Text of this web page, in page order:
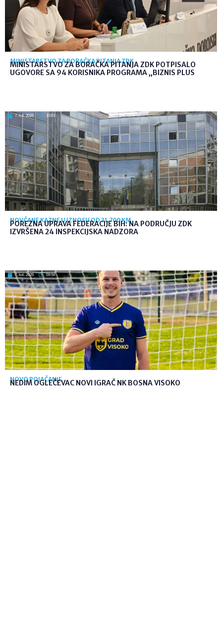
MINISTARSTVO ZA BORAČKA PITANJA ZDK
MINISTARSTVO ZA BORAČKA PITANJA ZDK POTPISALO
UGOVORE SA 94 KORISNIKA PROGRAMA „BIZNIS PLUS
7. kol. 2026 10:03
NOVČANE KAZNE U IZNOSU OD 31.700 KM
POREZNA UPRAVA FEDERACIJE BIH: NA PODRUČJU ZDK
IZVRŠENA 24 INSPEKCIJSKA NADZORA
7. kol. 2026 09:56
NOVO POJAČANJE
NEDIM OGLEČEVAC NOVI IGRAČ NK BOSNA VISOKO